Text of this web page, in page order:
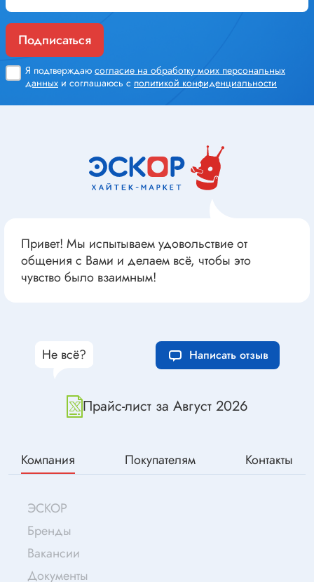
Подписаться
Я подтверждаю согласие на обработку моих персональных
данных и соглашаюсь с политикой конфиденциальности
Привет! Мы испытываем удовольствие от
общения с Вами и делаем всё, чтобы это
чувство было взаимным!
Прайс-лист за Август 2026
Не всё? Написать отзыв
Компания Покупателям Контакты
ЭСКОР
Бренды
Вакансии
Документы